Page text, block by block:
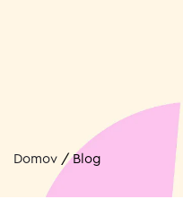
Domov /Blog